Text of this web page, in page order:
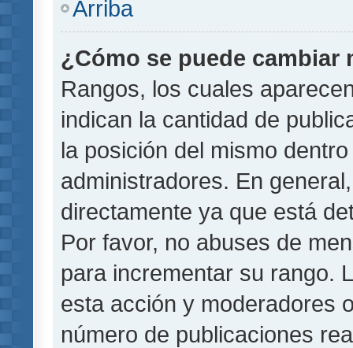
Arriba
¿Cómo se puede cambiar
Rangos, los cuales
indican la cantidad de
la posición del mismo
administradores. En
directamente ya que está
Por favor, no abuses de
para incrementar su rango.
esta acción y moderadores
número de publicaciones